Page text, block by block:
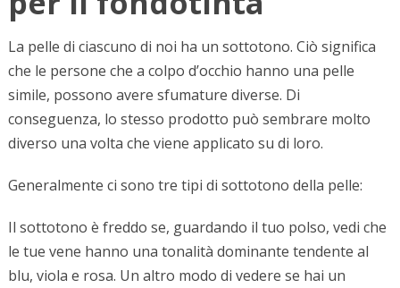
La pelle di ciascuno di noi ha un sottotono. Ciò significa
che le persone che a colpo d’occhio hanno una pelle
simile, possono avere sfumature diverse. Di
conseguenza, lo stesso prodotto può sembrare molto
diverso una volta che viene applicato su di loro.
Generalmente ci sono tre tipi di sottotono della pelle:
Il sottotono è freddo se, guardando il tuo polso, vedi che
le tue vene hanno una tonalità dominante tendente al
blu, viola e rosa. Un altro modo di vedere se hai un